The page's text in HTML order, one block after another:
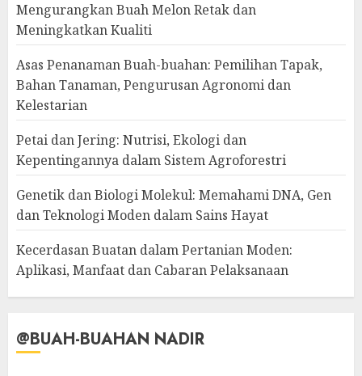
Mengurangkan Buah Melon Retak dan
Meningkatkan Kualiti
Asas Penanaman Buah-buahan: Pemilihan Tapak,
Bahan Tanaman, Pengurusan Agronomi dan
Kelestarian
Petai dan Jering: Nutrisi, Ekologi dan
Kepentingannya dalam Sistem Agroforestri
Genetik dan Biologi Molekul: Memahami DNA, Gen
dan Teknologi Moden dalam Sains Hayat
Kecerdasan Buatan dalam Pertanian Moden:
Aplikasi, Manfaat dan Cabaran Pelaksanaan
@BUAH-BUAHAN NADIR